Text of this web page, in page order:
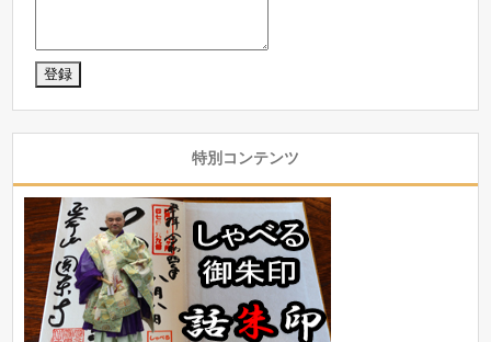
特別コンテンツ